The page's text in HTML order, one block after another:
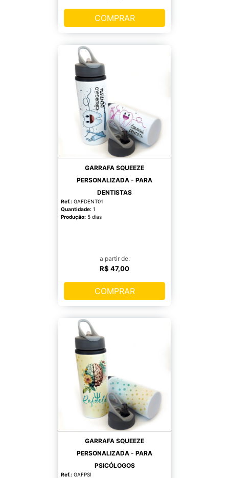
COMPRAR
GARRAFA SQUEEZE
PERSONALIZADA - PARA
DENTISTAS
Ref.: GAFDENT01
Quantidade: 1
Produção: 5 dias
a partir de:
R$ 47,00
COMPRAR
GARRAFA SQUEEZE
PERSONALIZADA - PARA
PSICÓLOGOS
Ref.: GAFPSI